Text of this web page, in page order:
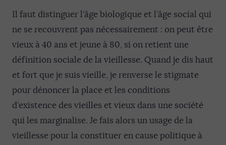
Il faut distinguer l’âge biologique et l’âge social qui
ne se recouvrent pas nécessairement : on peut être
vieux à 40 ans et jeune à 80, si on retient une
définition sociale de la vieillesse. Quand je dis haut
et fort que je suis vieille, je renverse le stigmate
pour dénoncer la place et les conditions
d’existence des vieilles et vieux dans une société
qui les marginalise. Je fais alors un usage de la
vieillesse pour la constituer en cause politique à